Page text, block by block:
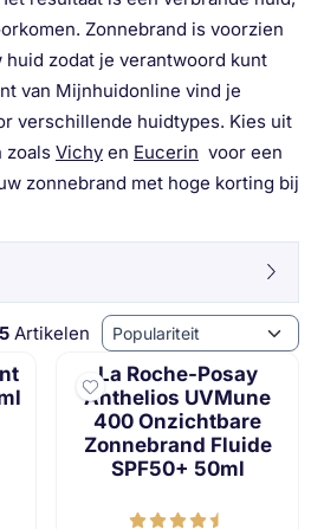
Zonnebrand is voorzien
huid zodat je verantwoord kunt
van Mijnhuidonline vind je
verschillende huidtypes. Kies uit
zoals Vichy en Eucerin voor een
zonnebrand met hoge korting bij
Artikelen Sorteermethode
La Roche-Posay
Anthelios UVMune
400 Onzichtbare
Zonnebrand Fluide
SPF50+ 50ml